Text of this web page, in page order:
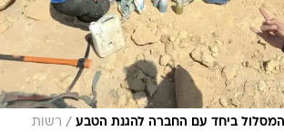
ביחד עם החברה להגנת הטבע / רשות